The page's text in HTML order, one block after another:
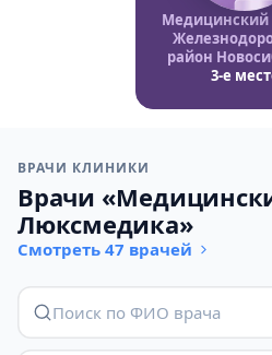
Медицинский
район
3-е
ВРАЧИ КЛИНИКИ
Врачи
Люксмедика»
Смотреть 47 врачей